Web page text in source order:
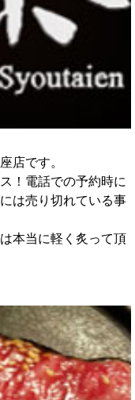
店です。
！電話での予約時に
は売り切れている事
本当に軽く炙って頂